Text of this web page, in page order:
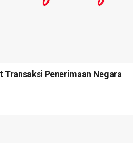
Transaksi Penerimaan Negara